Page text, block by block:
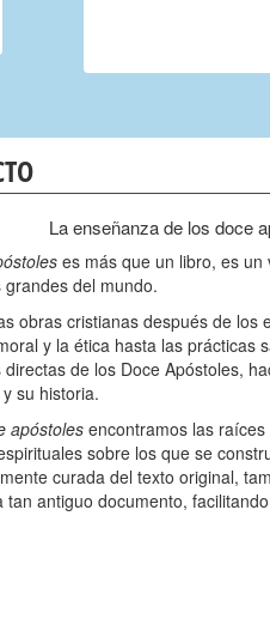
La enseñanza de los doce
es más que un libro, es
del mundo.
obras cristianas después de los
y la ética hasta las prácticas
de los Doce Apóstoles,
su historia.
apóstoles encontramos las
sobre los que se
curada del texto original,
antiguo documento,